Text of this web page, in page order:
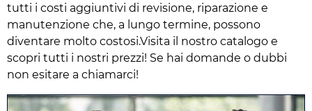
tutti i costi aggiuntivi di revisione, riparazione e
manutenzione che, a lungo termine, possono
diventare molto costosi.Visita il nostro catalogo e
scopri tutti i nostri prezzi! Se hai domande o dubbi
non esitare a chiamarci!